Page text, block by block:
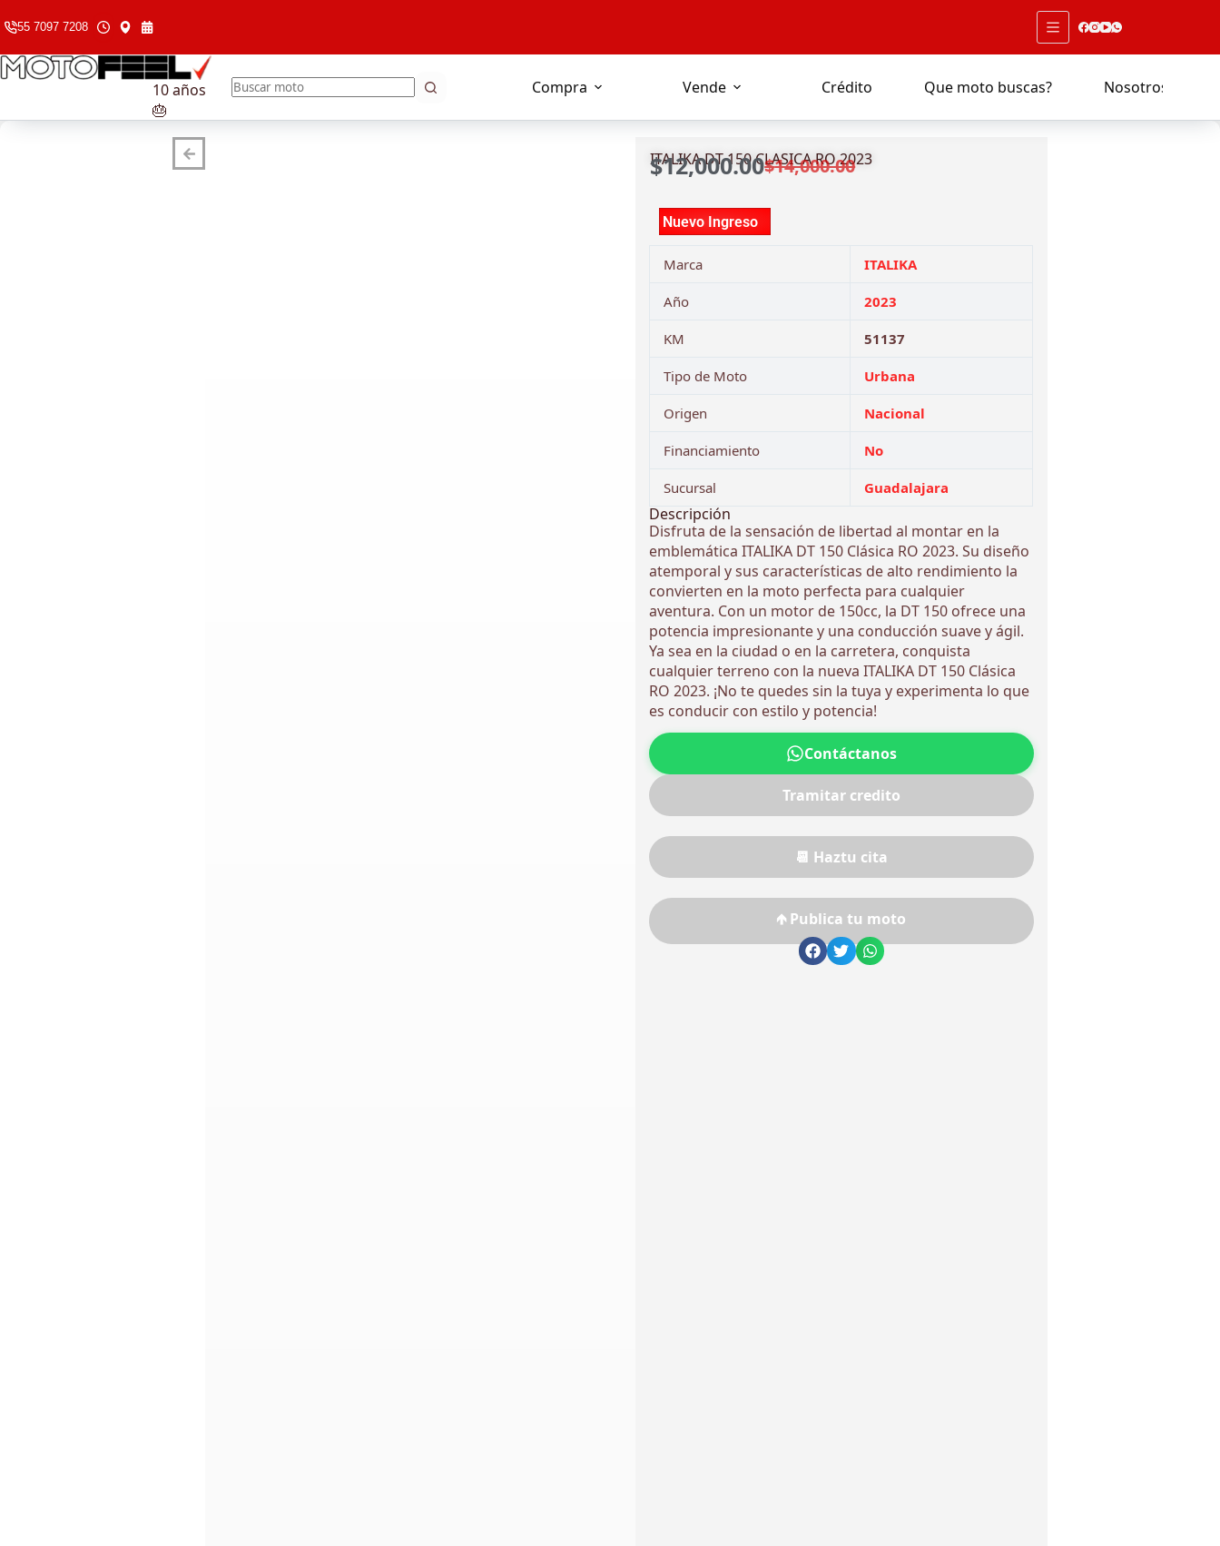
55 7097 7208
10 años
🎂
Compra Vende Crédito Que moto buscas? Nosotros
ITALIKA DT 150 CLASICA RO 2023
$14,000.00
$12,000.00
Nuevo Ingreso
Marca ITALIKA
Año 2023
KM 51137
Tipo de Moto Urbana
Origen Nacional
Financiamiento No
Sucursal Guadalajara
Descripción
Disfruta de la sensación de libertad al montar en la
emblemática ITALIKA DT 150 Clásica RO 2023. Su diseño
atemporal y sus características de alto rendimiento la
convierten en la moto perfecta para cualquier
aventura. Con un motor de 150cc, la DT 150 ofrece una
potencia impresionante y una conducción suave y ágil.
Ya sea en la ciudad o en la carretera, conquista
cualquier terreno con la nueva ITALIKA DT 150 Clásica
RO 2023. ¡No te quedes sin la tuya y experimenta lo que
es conducir con estilo y potencia!
Contáctanos
Tramitar credito
📆 Haztu cita
🡹 Publica tu moto